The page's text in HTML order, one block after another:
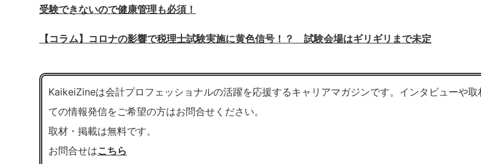
受験できないので健康管理も必須！
【コラム】コロナの影響で税理士試験実施に黄色信号！？ 試験会場はギリギリまで未定
KaikeiZineは会計プロフェッショナルの活躍を応援するキャリアマガジンです。インタビューや取
ての情報発信をご希望の方はお問合せください。
取材・掲載は無料です。
お問合せはこちら